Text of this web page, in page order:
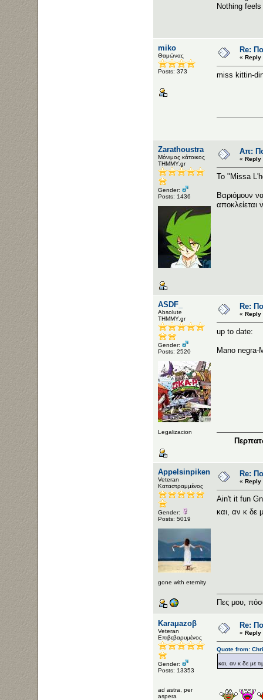
Nothing
miko
Θαμώνας
Posts: 373
Re:
« Reply
miss kittin-
Zarathoustra
Μόνιμος κάτοικος
ΤΗΜΜΥ.gr
Gender:
Posts: 1436
Απ:
« Reply
To "Missa
Βαριόμουν
ASDF_
Αbsolute
ΤΗΜΜΥ.gr
Gender:
Posts: 2520
Legalizacion
Re:
« Reply
up to date:
Mano negra-
Appelsinpiken
Veteran
Καταστραμμένος
Gender:
Posts: 5019
gone with eternity
Re:
« Reply
Ain't it fun
και, αν κ δε
Πες μου,
Karaμazoβ
Veteran
Επιβεβαρυμένος
Gender:
Posts: 13353
ad astra, per
aspera
Re:
« Reply
Quote from:
και, αν κ δε με